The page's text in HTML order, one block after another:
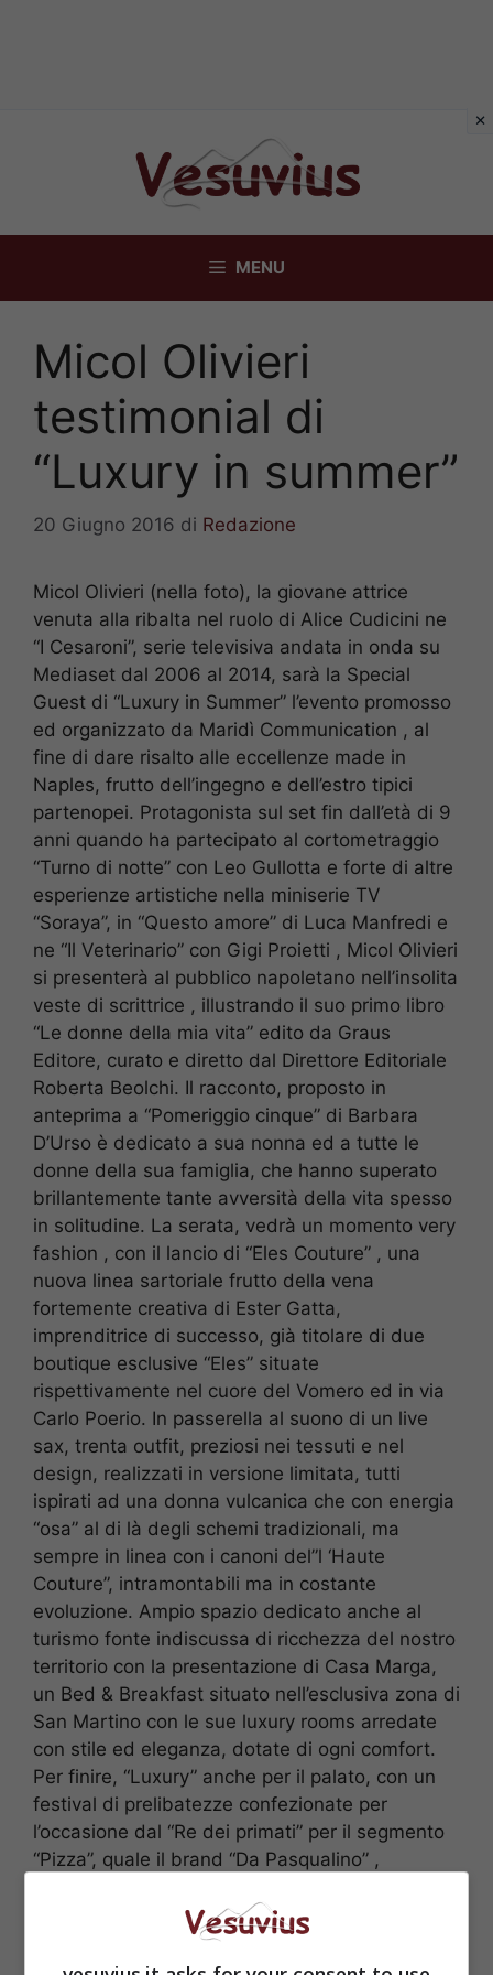
MENU
Micol Olivieri
testimonial di
“Luxury in summer”
20 Giugno 2016 di Redazione
Micol Olivieri (nella foto), la giovane attrice
venuta alla ribalta nel ruolo di Alice Cudicini ne
“I Cesaroni”, serie televisiva andata in onda su
Mediaset dal 2006 al 2014, sarà la Special
Guest di “Luxury in Summer” l’evento promosso
ed organizzato da Maridì Communication , al
fine di dare risalto alle eccellenze made in
Naples, frutto dell’ingegno e dell’estro tipici
partenopei. Protagonista sul set fin dall’età di 9
anni quando ha partecipato al cortometraggio
“Turno di notte” con Leo Gullotta e forte di altre
esperienze artistiche nella miniserie TV
“Soraya”, in “Questo amore” di Luca Manfredi e
ne “Il Veterinario” con Gigi Proietti , Micol Olivieri
si presenterà al pubblico napoletano nell’insolita
veste di scrittrice , illustrando il suo primo libro
“Le donne della mia vita” edito da Graus
Editore, curato e diretto dal Direttore Editoriale
Roberta Beolchi. Il racconto, proposto in
anteprima a “Pomeriggio cinque” di Barbara
D’Urso è dedicato a sua nonna ed a tutte le
donne della sua famiglia, che hanno superato
brillantemente tante avversità della vita spesso
in solitudine. La serata, vedrà un momento very
fashion , con il lancio di “Eles Couture” , una
nuova linea sartoriale frutto della vena
fortemente creativa di Ester Gatta,
imprenditrice di successo, già titolare di due
boutique esclusive “Eles” situate
rispettivamente nel cuore del Vomero ed in via
Carlo Poerio. In passerella al suono di un live
sax, trenta outfit, preziosi nei tessuti e nel
design, realizzati in versione limitata, tutti
ispirati ad una donna vulcanica che con energia
“osa” al di là degli schemi tradizionali, ma
sempre in linea con i canoni del”l ‘Haute
Couture”, intramontabili ma in costante
evoluzione. Ampio spazio dedicato anche al
turismo fonte indiscussa di ricchezza del nostro
territorio con la presentazione di Casa Marga,
un Bed & Breakfast situato nell’esclusiva zona di
San Martino con le sue luxury rooms arredate
con stile ed eleganza, dotate di ogni comfort.
Per finire, “Luxury” anche per il palato, con un
festival di prelibatezze confezionate per
l’occasione dal “Re dei primati” per il segmento
“Pizza”, quale il brand “Da Pasqualino” ,
antica al Borgo Loreto e la degustazione di una
tazzina aromatica di un eccellente caffè by
Kamo, brand giovane ma di antica tradizione .